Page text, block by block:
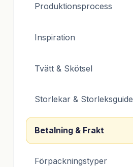
Produktionsprocess
Inspiration
Tvätt & Skötsel
Storlekar & Storleksguide
Betalning & Frakt
Förpackningstyper